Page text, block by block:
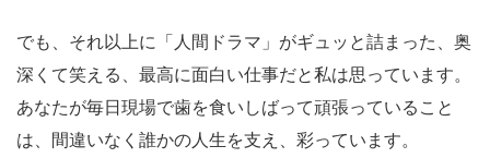
でも、それ以上に「人間ドラマ」がギュッと詰まった、奥
深くて笑える、最高に面白い仕事だと私は思っています。
あなたが毎日現場で歯を食いしばって頑張っていること
は、間違いなく誰かの人生を支え、彩っています。